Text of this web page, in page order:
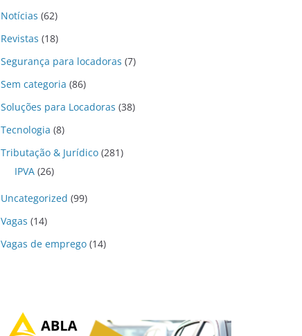
Notícias (62)
Revistas (18)
Segurança para locadoras (7)
Sem categoria (86)
Soluções para Locadoras (38)
Tecnologia (8)
Tributação & Jurídico (281)
IPVA (26)
Uncategorized (99)
Vagas (14)
Vagas de emprego (14)